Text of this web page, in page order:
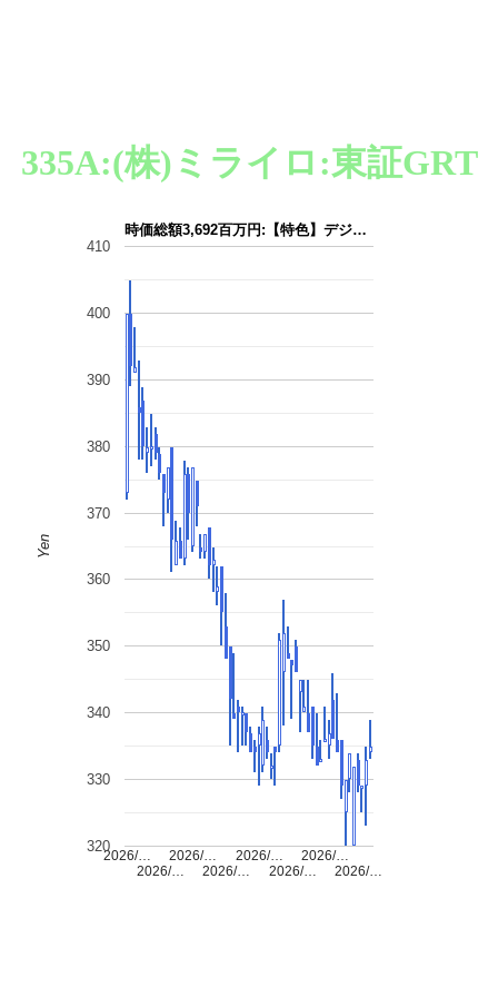
335A:(株)ミライロ:東証GRT
時価総額3,692百万円:【特色】デジ…
2026/…
2026/…
2026/…
2026/…
2026/…
2026/…
2026/…
2026/…
320
330
340
350
360
370
380
390
400
410
Yen